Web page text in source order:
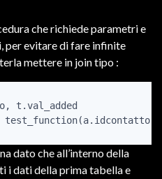
che richiede parametri e
per evitare di fare infinite
mettere in join tipo :
t.val_added
test_function(a.idcontatto)
dato che all’interno della
i dati della prima tabella e